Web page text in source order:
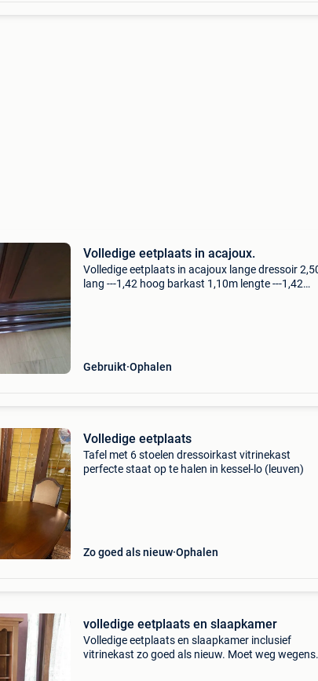
Volledige eetplaats in acajoux.
Volledige eetplaats in acajoux lange dressoir
lang ---1,42 hoog barkast 1,10m lengte ---1,42
Gebruikt Ophalen
Volledige eetplaats
Tafel met 6 stoelen dressoirkast vitrinekast
perfecte staat op te halen in kessel-lo (leuven)
Zo goed als nieuw Ophalen
volledige eetplaats en slaapkamer
Volledige eetplaats en slaapkamer inclusief
vitrinekast zo goed als nieuw. Moet weg wegens